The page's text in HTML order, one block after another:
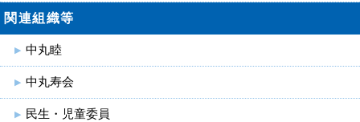
関連組織等
中丸睦
中丸寿会
民生・児童委員